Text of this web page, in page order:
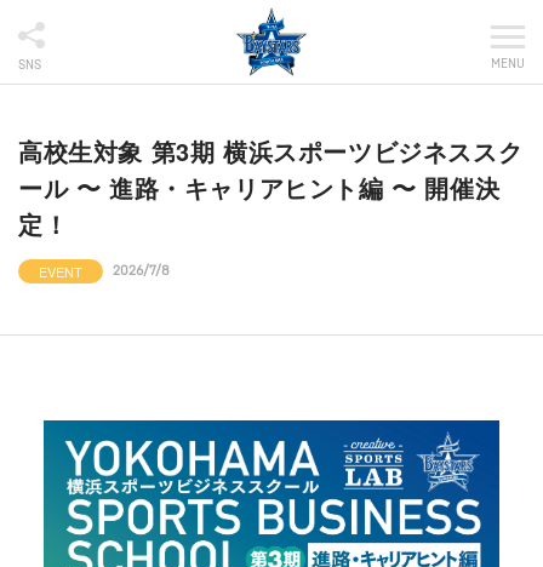
SNS MENU
高校生対象 第3期 横浜スポーツビジネススク
ール 〜 進路・キャリアヒント編 〜 開催決
定！
EVENT 2026/7/8